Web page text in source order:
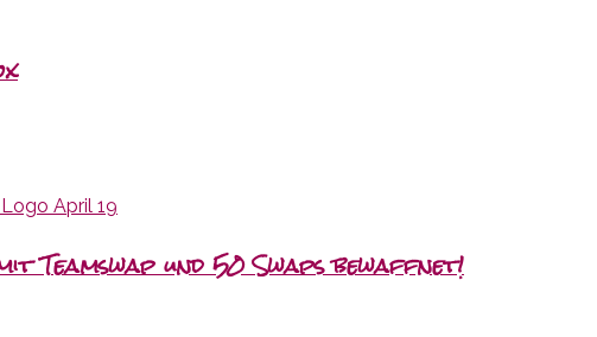
Teamswap und 50 Swaps bewaffnet!